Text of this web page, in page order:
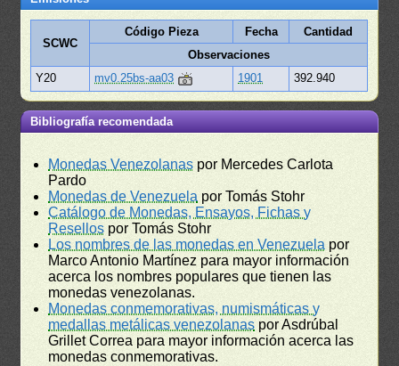
SCWC
Código Pieza Fecha
Cantidad
Observaciones
Y20
mv0.25bs-aa03 1901 392.940
Bibliografía recomendada
Monedas Venezolanas por Mercedes Carlota
Pardo
Monedas de Venezuela por Tomás Stohr
Catálogo de Monedas, Ensayos, Fichas y
Resellos por Tomás Stohr
Los nombres de las monedas en Venezuela por
Marco Antonio Martínez para mayor información
acerca los nombres populares que tienen las
monedas venezolanas.
Monedas conmemorativas, numismáticas y
medallas metálicas venezolanas por Asdrúbal
Grillet Correa para mayor información acerca las
monedas conmemorativas.